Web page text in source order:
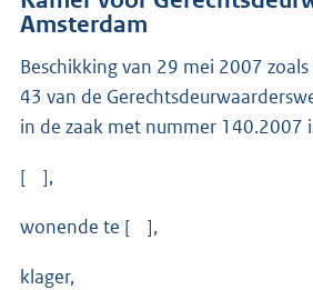
Amsterdam
Beschikking van 29 mei 2007
43 van de
in de zaak met nummer 140.2007
[ ],
wonende te [ ],
klager,